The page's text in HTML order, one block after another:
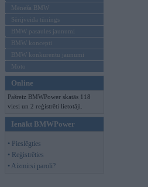
Mēneša BMW
Sērijveida tūnings
BMW pasaules jaunumi
BMW koncepti
BMW konkurentu jaunumi
Moto
Online
Pašreiz BMWPower skatās 118
viesi un 2 reģistrēti lietotāji.
Ienākt BMWPower
• Pieslēgties
• Reģistrēties
• Aizmirsi paroli?